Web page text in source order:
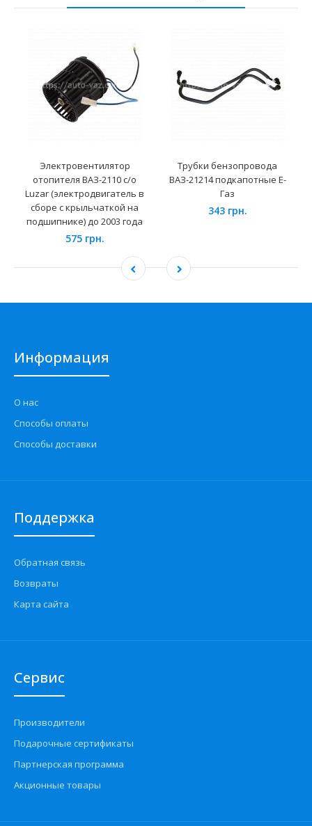
Электровентилятор
отопителя ВАЗ-2110 с/о
Luzar (электродвигатель в
сборе с крыльчаткой на
подшипнике) до 2003 года
575 грн.
Трубки бензопровода
ВАЗ-21214 подкапотные Е-
Газ
343 грн.
Информация
О нас
Способы оплаты
Способы доставки
Поддержка
Обратная связь
Возвраты
Карта сайта
Сервис
Производители
Подарочные сертификаты
Партнерская программа
Акционные товары